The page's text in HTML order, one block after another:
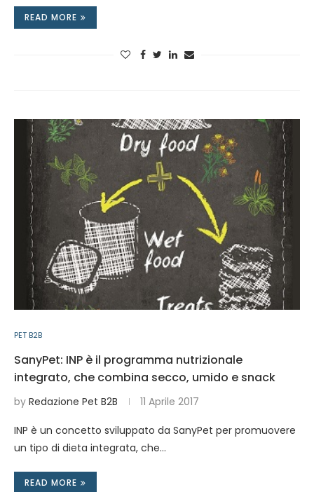
READ MORE
PET B2B
SanyPet: INP è il programma nutrizionale
integrato, che combina secco, umido e snack
by Redazione Pet B2B 11 Aprile 2017
INP è un concetto sviluppato da SanyPet per promuovere
un tipo di dieta integrata, che…
READ MORE